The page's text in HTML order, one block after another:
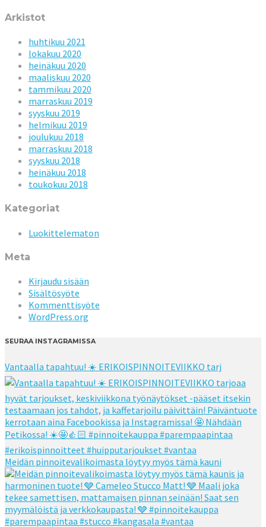
Arkistot
huhtikuu 2021
lokakuu 2020
heinäkuu 2020
maaliskuu 2020
tammikuu 2020
marraskuu 2019
syyskuu 2019
helmikuu 2019
joulukuu 2018
marraskuu 2018
syyskuu 2018
heinäkuu 2018
toukokuu 2018
Kategoriat
Luokittelematon
Meta
Kirjaudu sisään
Sisältösyöte
Kommenttisyöte
WordPress.org
SEURAA INSTAGRAMISSA
Vantaalla tapahtuu! ☀️ ERIKOISPINNOITEVIIKKO tarj
Meidän pinnoitevalikoimasta löytyy myös tämä kauni